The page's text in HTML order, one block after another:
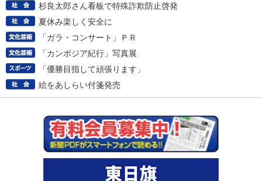
杉良太郎さん看板で特殊詐欺防止啓発
夏休み楽しく安全に
「ガラ・コンサート」ＰＲ
「カンボジア紀行」写真展
「優勝目指して頑張ります」
絵をあしらい付箋発売